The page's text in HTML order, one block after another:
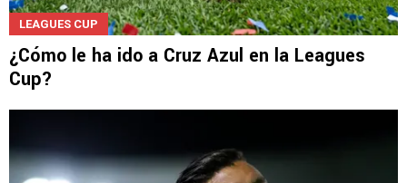
LEAGUES CUP
¿Cómo le ha ido a Cruz Azul en la Leagues
Cup?